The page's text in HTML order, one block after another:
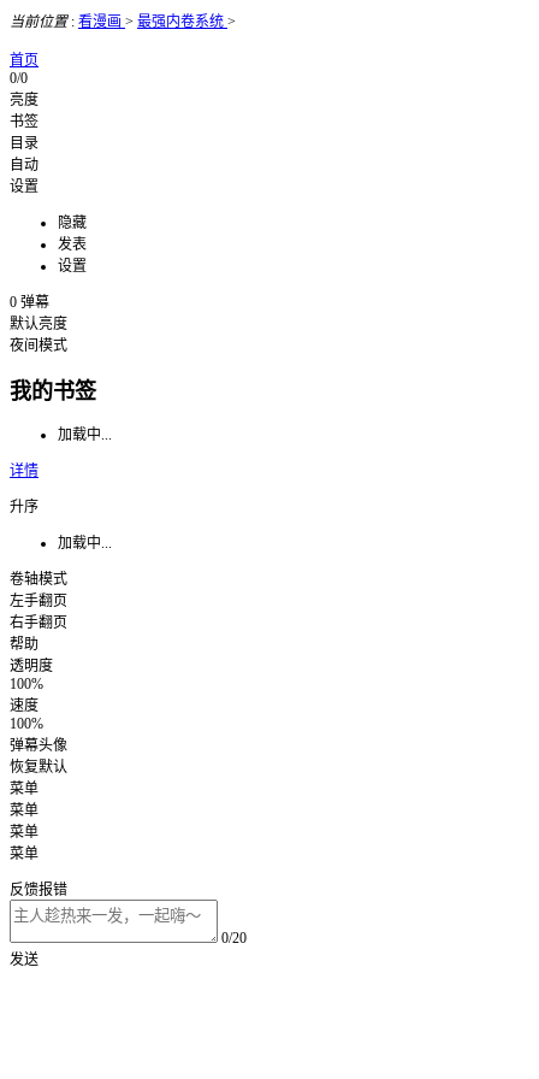
当前位置: 看漫画 > 最强内卷系统 >
首页
0/0
亮度
书签
目录
自动
设置
隐藏
发表
设置
0 弹幕
默认亮度
夜间模式
我的书签
加载中...
详情
升序
加载中...
卷轴模式
左手翻页
右手翻页
帮助
透明度
100%
速度
100%
弹幕头像
恢复默认
菜单
菜单
菜单
菜单
反馈报错
0/20
发送